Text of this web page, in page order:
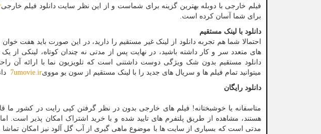
فیلم خارجی با دوبله بهترین گزینه برای شماست و از این نظر سایت دانلود فیلم خارجی
برای شما آسان کرده است.
دانلود با لینک مستقیم
احتمالا شما هم تجربه دانلود از لینک غیر مستقیم را دارید، در این صورت باید هفت
های متعدد سر و کار داشته باشید، در نهایت پس از مدتی نه چندان کوتاه، لینکی از
دانلود مستقیم بدون شک ویژگی دوست داشتنی است که تلویزیون نما با ارائه آن
میتوانید تمام فیلم ها و سریال های جدید را با لینک مستقیم از سون یو مووی7umovie.ir
دانلود رایگان
متاسفانه یا خوشبختانه! فیلم های خارجی بدون در نظر گرفتن کپی رایت در کشور ما
هستند، مشاهده از طریق پلتفرم های تایید شده و با خرید اشتراک امکان پذیر است. اما
مدتی است که بسیاری از سایت ها با موضوع ماهی گیری از آب گل آلود نیز امکان تماشا و